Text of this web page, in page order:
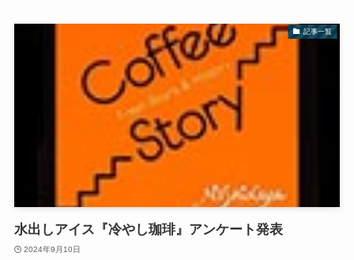
記事一覧
水出しアイス『冷やし珈琲』アンケート発表
2024年9月10日